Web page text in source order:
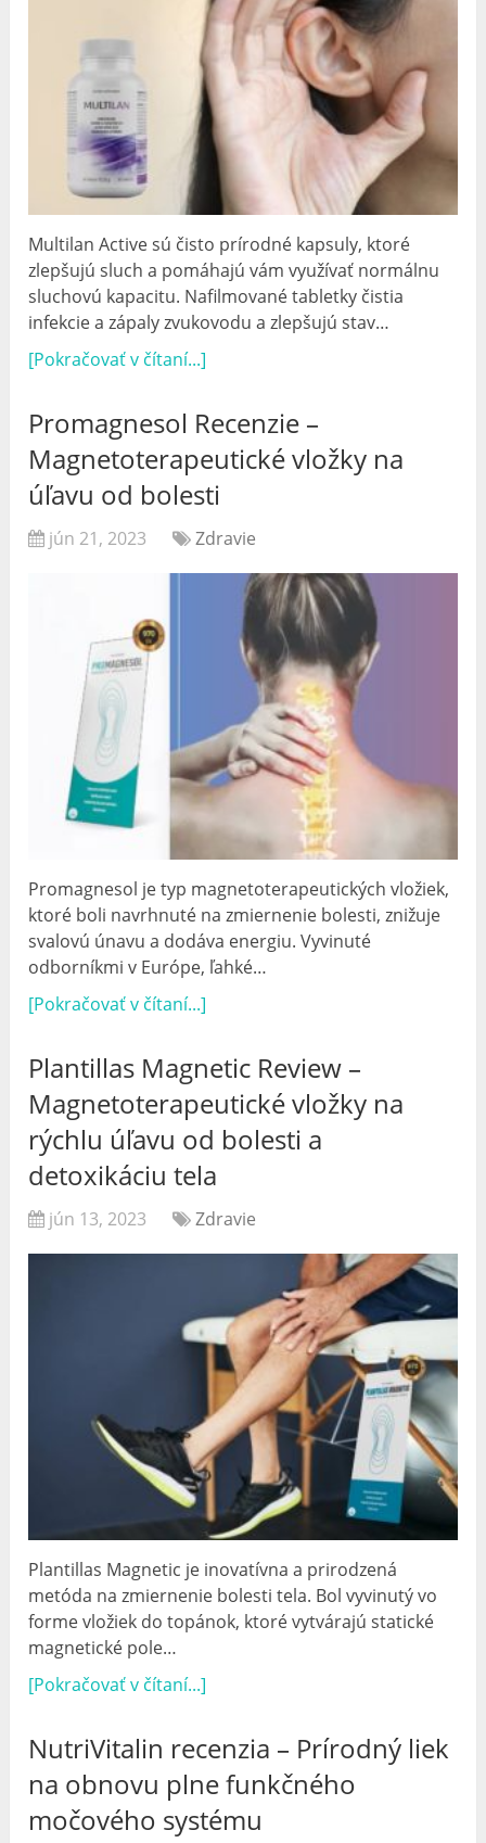
Multilan Active sú čisto prírodné kapsuly, ktoré
zlepšujú sluch a pomáhajú vám využívať normálnu
sluchovú kapacitu. Nafilmované tabletky čistia
infekcie a zápaly zvukovodu a zlepšujú stav…
[Pokračovať v čítaní...]
Promagnesol Recenzie –
Magnetoterapeutické vložky na
úľavu od bolesti
jún 21, 2023 Zdravie
Promagnesol je typ magnetoterapeutických vložiek,
ktoré boli navrhnuté na zmiernenie bolesti, znižuje
svalovú únavu a dodáva energiu. Vyvinuté
odborníkmi v Európe, ľahké…
[Pokračovať v čítaní...]
Plantillas Magnetic Review –
Magnetoterapeutické vložky na
rýchlu úľavu od bolesti a
detoxikáciu tela
jún 13, 2023 Zdravie
Plantillas Magnetic je inovatívna a prirodzená
metóda na zmiernenie bolesti tela. Bol vyvinutý vo
forme vložiek do topánok, ktoré vytvárajú statické
magnetické pole…
[Pokračovať v čítaní...]
NutriVitalin recenzia – Prírodný liek
na obnovu plne funkčného
močového systému